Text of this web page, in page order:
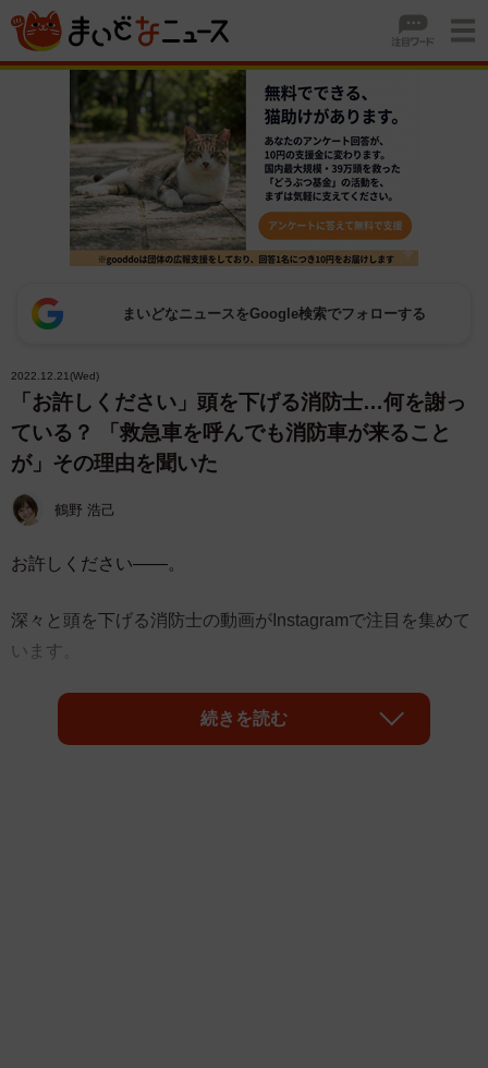
まいどなニュースをGoogle検索でフォローする
2022.12.21(Wed)
「お許しください」頭を下げる消防士…何を謝っ
ている？ 「救急車を呼んでも消防車が来ること
が」その理由を聞いた
鶴野 浩己
お許しください――。
深々と頭を下げる消防士の動画がInstagramで注目を集めて
います。
続きを読む